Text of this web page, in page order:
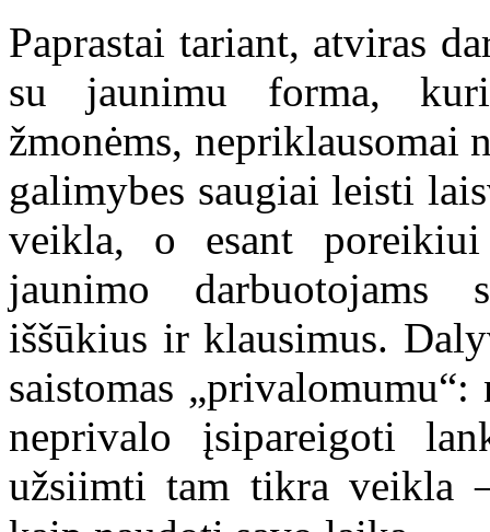
Paprastai tariant, atviras
su jaunimu forma,
žmonėms, nepriklausomai
galimybes saugiai leisti
veikla, o esant poreikiui
jaunimo darbuotojams
iššūkius ir klausimus.
saistomas
neprivalo įsipareigoti
užsiimti tam tikra veikla